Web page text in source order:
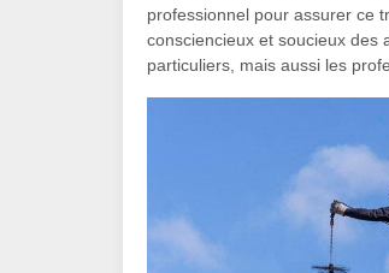
professionnel pour assurer ce
consciencieux et soucieux des
particuliers, mais aussi les